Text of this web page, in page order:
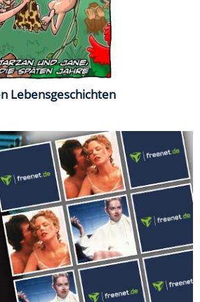
Lebensgeschichten